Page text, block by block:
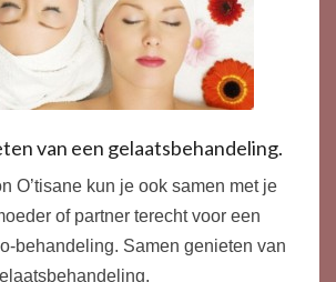
van een gelaatsbehandeling.
O’tisane kun je ook samen met je
of partner terecht voor een
behandeling. Samen genieten van